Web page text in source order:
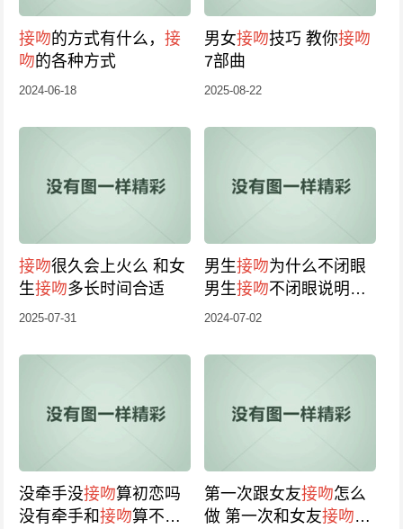
接吻的方式有什么， 接
吻的各种方式
2024-06-18
男女接吻技巧 教你接吻
7部曲
2025-08-22
接吻很久会上火么 和女
生接吻多长时间合适
2025-07-31
男生接吻为什么不闭眼
男生接吻不闭眼说明什
么
2024-07-02
没牵手没接吻算初恋吗
没有牵手和接吻算不算
第一次跟女友接吻怎么
做 第一次和女友接吻需